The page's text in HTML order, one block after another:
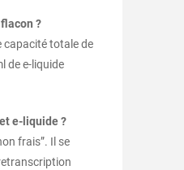
?
capacité totale de
de e-liquide
e-liquide ?
frais”. Il se